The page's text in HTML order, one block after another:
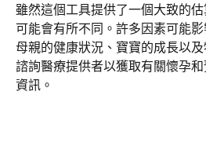
雖然這個工具提供了一個大致的
可能會有所不同。許多因素可能
母親的健康狀況、寶寶的成長以
諮詢醫療提供者以獲取有關懷孕
資訊。